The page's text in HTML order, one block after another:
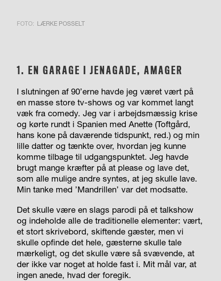
FOTO: LÆRKE POSSELT
1. EN GARAGE I JENAGADE, AMAGER
I slutningen af 90’erne havde jeg været vært på
en masse store tv-shows og var kommet langt
væk fra comedy. Jeg var i arbejdsmæssig krise
og kørte rundt i Spanien med Anette (Toftgård,
hans kone på daværende tidspunkt, red.) og min
lille datter og tænkte over, hvordan jeg kunne
komme tilbage til udgangspunktet. Jeg havde
brugt mange kræfter på at please og lave det,
som alle mulige andre syntes, at jeg skulle lave.
Min tanke med ’Mandrillen’ var det modsatte.
Det skulle være en slags parodi på et talkshow
og indeholde alle de traditionelle elementer: vært,
et stort skrivebord, skiftende gæster, men vi
skulle opfinde det hele, gæsterne skulle tale
mærkeligt, og det skulle være så svævende, at
der ikke var noget at holde fast i. Mit mål var, at
ingen anede, hvad der foregik.